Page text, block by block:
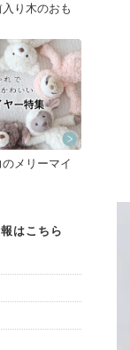
り木のおも
メリーマイ
はこちら